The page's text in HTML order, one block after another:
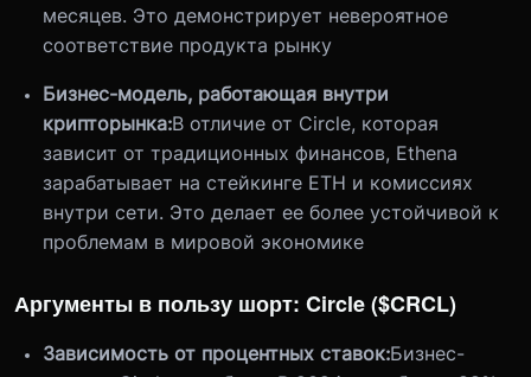
месяцев. Это демонстрирует невероятное
соответствие продукта рынку
Бизнес-модель, работающая внутри
крипторынка:В отличие от Circle, которая
зависит от традиционных финансов, Ethena
зарабатывает на стейкинге ETH и комиссиях
внутри сети. Это делает ее более устойчивой к
проблемам в мировой экономике
Аргументы в пользу шорт: Circle ($CRCL)
Зависимость от процентных ставок:Бизнес-